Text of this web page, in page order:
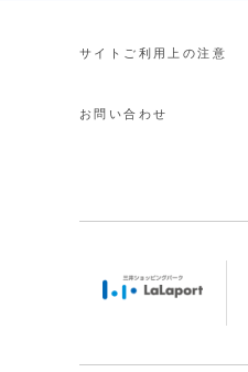
サイトご利用上の注意
お問い合わせ